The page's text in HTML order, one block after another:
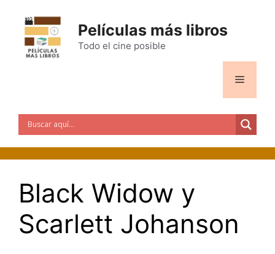
contenido
Películas más libros
Todo el cine posible
Menú
Black Widow y
Scarlett Johanson